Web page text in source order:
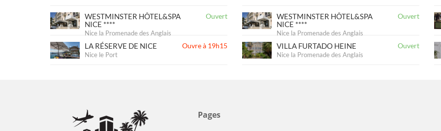
WESTMINSTER HÔTEL&SPA
NICE ****
Nice la Promenade des Anglais
Ouvert
LA RÉSERVE DE NICE
Nice le Port
Ouvre à 19h15
WESTMINSTER HÔTEL&SPA
NICE ****
Nice la Promenade des Anglais
Ouvert
VILLA FURTADO HEINE
Nice la Promenade des Anglais
Ouvert
Pages